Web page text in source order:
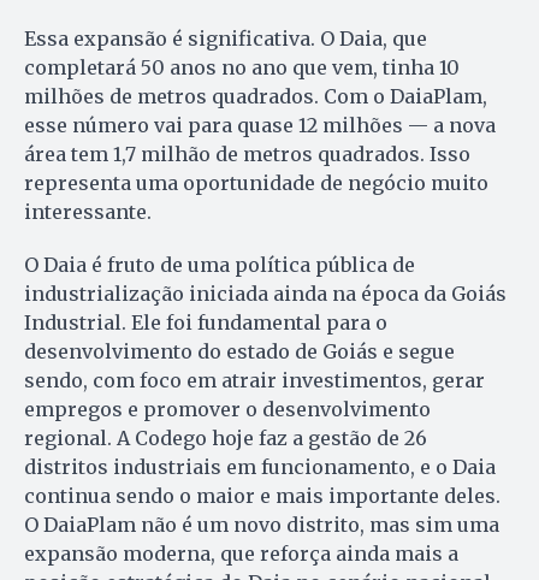
Essa expansão é significativa. O Daia, que
completará 50 anos no ano que vem, tinha 10
milhões de metros quadrados. Com o DaiaPlam,
esse número vai para quase 12 milhões — a nova
área tem 1,7 milhão de metros quadrados. Isso
representa uma oportunidade de negócio muito
interessante.
O Daia é fruto de uma política pública de
industrialização iniciada ainda na época da Goiás
Industrial. Ele foi fundamental para o
desenvolvimento do estado de Goiás e segue
sendo, com foco em atrair investimentos, gerar
empregos e promover o desenvolvimento
regional. A Codego hoje faz a gestão de 26
distritos industriais em funcionamento, e o Daia
continua sendo o maior e mais importante deles.
O DaiaPlam não é um novo distrito, mas sim uma
expansão moderna, que reforça ainda mais a